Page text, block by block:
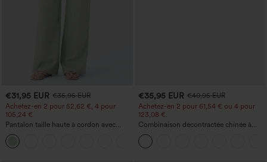
€31,95 EUR €35,95 EUR
Achetez-en 2 pour 52,62 €, 4 pour
105,24 €
Pantalon taille haute à cordon avec
poches, jambe large et coupe ample,
style décontracté, effet lin
€35,95 EUR €40,95 EUR
Achetez-en 2 pour 61,54 € ou 4 pour
123,08 €.
Combinaison décontractée chinée à
bretelles réglables, fronces et jambes
larges, avec poches — facile comme
tout